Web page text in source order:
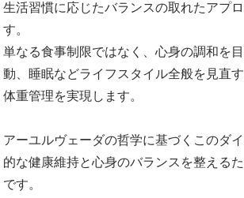
生活習慣に応じたバランスの取れたアプ
す。
単なる食事制限ではなく、心身の調和を
動、睡眠などライフスタイル全般を見直
体重管理を実現します。
アーユルヴェーダの哲学に基づくこのダ
的な健康維持と心身のバランスを整える
です。